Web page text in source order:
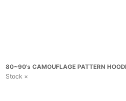
80~90's CAMOUFLAGE PATTERN
Stock ×